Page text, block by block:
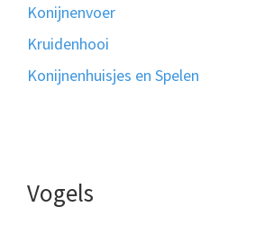
Konijnenvoer
Kruidenhooi
Konijnenhuisjes en Spelen
Vogels